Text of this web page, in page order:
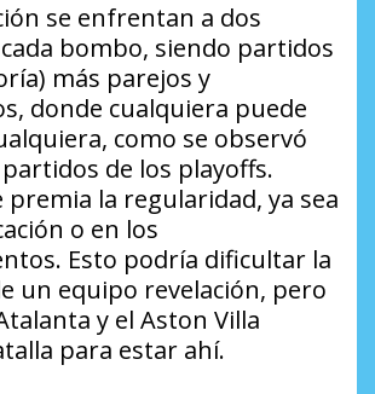
se enfrentan a dos
bombo, siendo partidos
más parejos y
donde cualquiera puede
como se observó
de los playoffs.
premia la regularidad, ya sea
o en los
Esto podría dificultar la
un equipo revelación, pero
y el Aston Villa
para estar ahí.